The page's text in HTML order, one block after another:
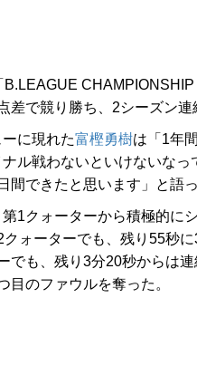
CHAMPIONSHIP
差で競り勝ち、2シーズン連
に現れた富樫勇樹は「1年
ル戦わないといけないな
間できたと思います」と語っ
1クォーターから積極的に
ォーターでも、残り55秒
でも、残り3分20秒からは
目のファウルを奪った。